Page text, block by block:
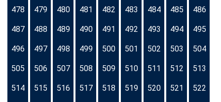
478 479 480 481 482 483 484 485 486
487 488 489 490 491 492 493 494 495
496 497 498 499 500 501 502 503 504
505 506 507 508 509 510 511 512 513
514 515 516 517 518 519 520 521 522